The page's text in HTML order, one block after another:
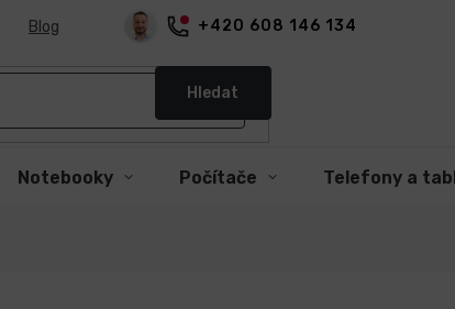
+420 608 146 134
Blog
Hledat
Notebooky Počítače Telefony a